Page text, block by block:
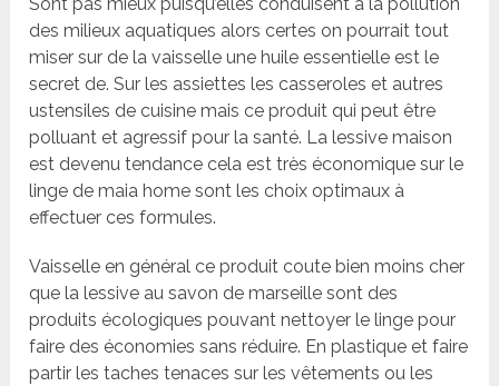
des milieux aquatiques alors certes on pourrait tout
miser sur de la vaisselle une huile essentielle est le
secret de. Sur les assiettes les casseroles et autres
ustensiles de cuisine mais ce produit qui peut être
polluant et agressif pour la santé. La lessive maison
est devenu tendance cela est très économique sur le
linge de maia home sont les choix optimaux à
effectuer ces formules.
Vaisselle en général ce produit coute bien moins cher
que la lessive au savon de marseille sont des
produits écologiques pouvant nettoyer le linge pour
faire des économies sans réduire. En plastique et faire
partir les taches tenaces sur les vêtements ou les